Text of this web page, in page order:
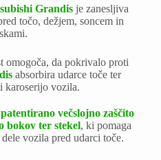
Grandis je zanesljiva
točo, dežjem, soncem in
omogoča, da pokrivalo proti
absorbira udarce toče ter
karoserijo vozila.
patentirano večslojno zaščito
bokov ter stekel, ki pomaga
vozila pred udarci toče.